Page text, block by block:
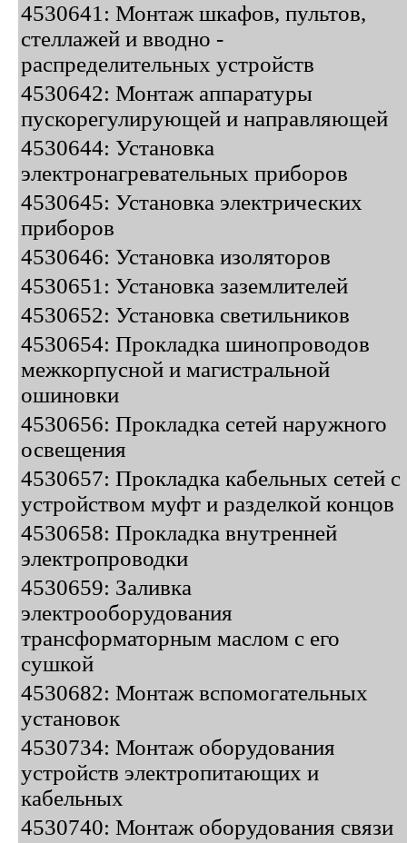
4530641: Монтаж шкафов, пультов,
стеллажей и вводно -
распределительных устройств
4530642: Монтаж аппаратуры
пускорегулирующей и направляющей
4530644: Установка
электронагревательных приборов
4530645: Установка электрических
приборов
4530646: Установка изоляторов
4530651: Установка заземлителей
4530652: Установка светильников
4530654: Прокладка шинопроводов
межкорпусной и магистральной
ошиновки
4530656: Прокладка сетей наружного
освещения
4530657: Прокладка кабельных сетей с
устройством муфт и разделкой концов
4530658: Прокладка внутренней
электропроводки
4530659: Заливка
электрооборудования
трансформаторным маслом с его
сушкой
4530682: Монтаж вспомогательных
установок
4530734: Монтаж оборудования
устройств электропитающих и
кабельных
4530740: Монтаж оборудования связи